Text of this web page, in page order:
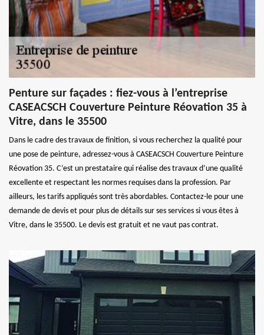
Penture sur façades : fiez-vous à l’entreprise
CASEACSCH Couverture Peinture Réovation 35 à
Vitre, dans le 35500
Dans le cadre des travaux de finition, si vous recherchez la qualité pour
une pose de peinture, adressez-vous à CASEACSCH Couverture Peinture
Réovation 35. C’est un prestataire qui réalise des travaux d’une qualité
excellente et respectant les normes requises dans la profession. Par
ailleurs, les tarifs appliqués sont très abordables. Contactez-le pour une
demande de devis et pour plus de détails sur ses services si vous êtes à
Vitre, dans le 35500. Le devis est gratuit et ne vaut pas contrat.